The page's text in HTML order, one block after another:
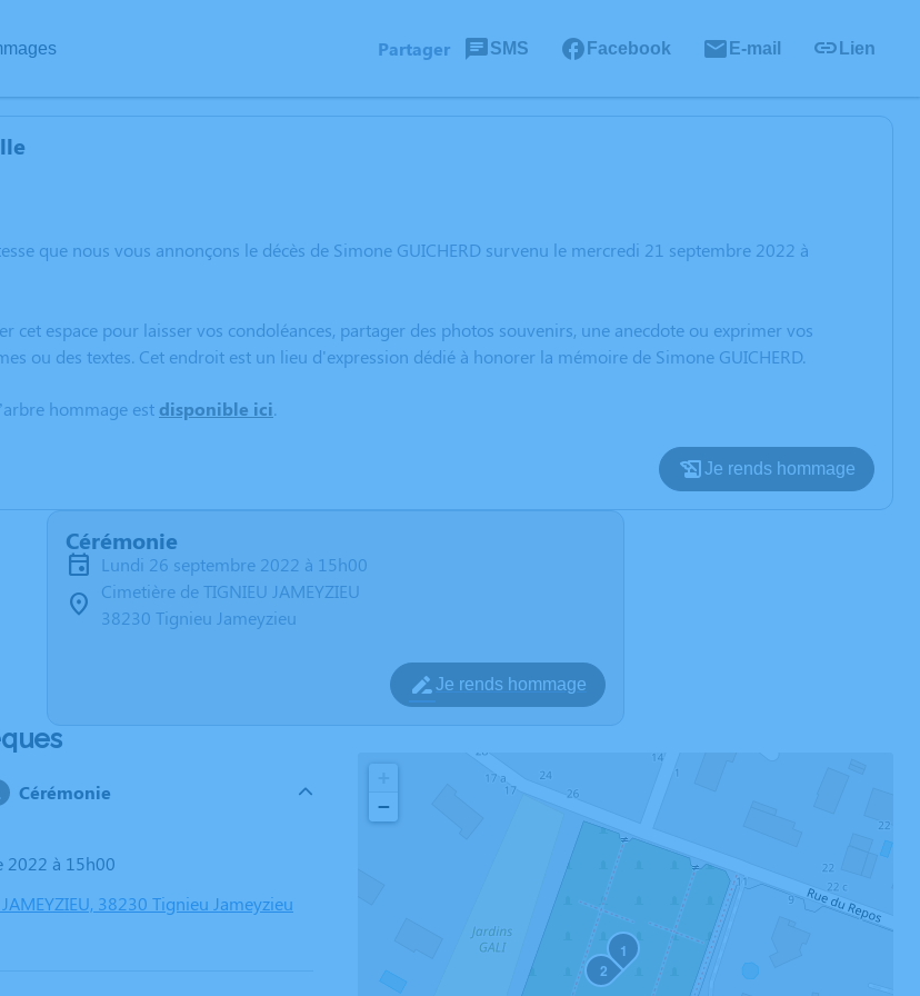
Partager SMS Facebook E-mail Lien
que nous vous annonçons le décès de Simone GUICHERD survenu le mercredi 21 septembre 2022 à
cet espace pour laisser vos condoléances, partager des photos souvenirs, une anecdote ou exprimer vos
ou des textes. Cet endroit est un lieu d'expression dédié à honorer la mémoire de Simone GUICHERD.
hommage est disponible ici.
Je rends hommage
Cérémonie
lundi 26 septembre 2022 à 15h00
Cimetière de TIGNIEU JAMEYZIEU
38230 Tignieu Jameyzieu
Je rends hommage
Cérémonie
2022 à 15h00
JAMEYZIEU, 38230 Tignieu Jameyzieu
1
2
−